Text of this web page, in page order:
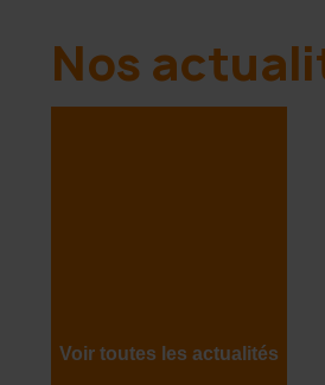
Nos
Voir toutes les actualités